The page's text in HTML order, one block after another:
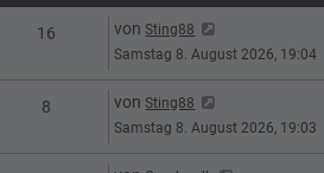
16 Letzter Beitrag
von Sting88
Samstag 8. August 2026, 19:04
8 Letzter Beitrag
von Sting88
Samstag 8. August 2026, 19:03